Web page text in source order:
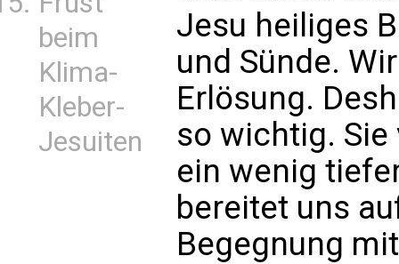
beim
Klima-
Kleber-
Jesuiten
Jesu heiliges
und Sünde.
Erlösung.
so wichtig.
ein wenig
bereitet uns
Begegnung mit